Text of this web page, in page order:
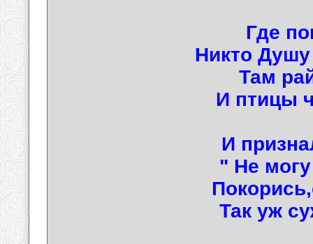
Где
Никто Душу
Там
И птицы
И
" Не
Так уж